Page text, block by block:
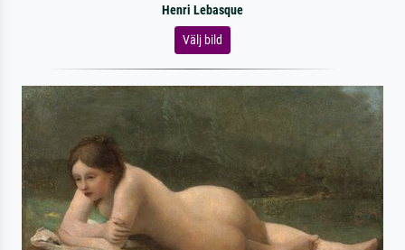
Henri Lebasque
Välj bild